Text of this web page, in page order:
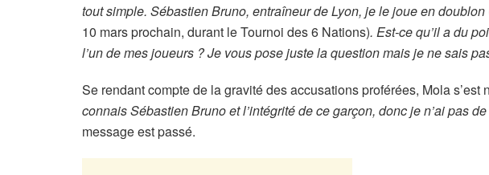
tout simple. Sébastien Bruno, entraîneur de Lyon, je le joue en doublon
10 mars prochain, durant le Tournoi des 6 Nations). Est-ce qu’il a du
l’un de mes joueurs ? Je vous pose juste la question mais je ne sais
Se rendant compte de la gravité des accusations proférées, Mola s’est
connais Sébastien Bruno et l’intégrité de ce garçon, donc je n’ai pas
message est passé.